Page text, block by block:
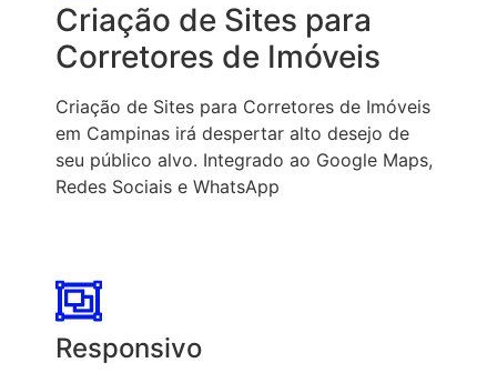
Criação de Sites para
Corretores de Imóveis
Criação de Sites para Corretores de Imóveis
em Campinas irá despertar alto desejo de
seu público alvo. Integrado ao Google Maps,
Redes Sociais e WhatsApp
Responsivo